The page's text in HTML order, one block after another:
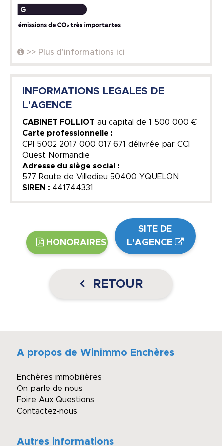
>> Plus d'informations ici
INFORMATIONS LEGALES DE
L'AGENCE
CABINET FOLLIOT au capital de 1 500 000 €
Carte professionnelle :
CPI 5002 2017 000 017 671 délivrée par CCI
Ouest Normandie
Adresse du siège social :
577 Route de Villedieu 50400 YQUELON
SIREN : 441744331
HONORAIRES
SITE DE
L'AGENCE
RETOUR
A propos de Winimmo Enchères
Enchères immobilières
On parle de nous
Foire Aux Questions
Contactez-nous
Autres informations